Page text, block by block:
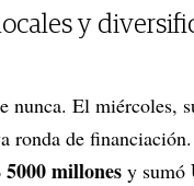
y
nunca. El miércoles,
ronda de
5000 millones y sumó